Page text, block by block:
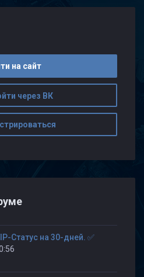
на сайт
через ВК
Статус на 30-дней. ✅